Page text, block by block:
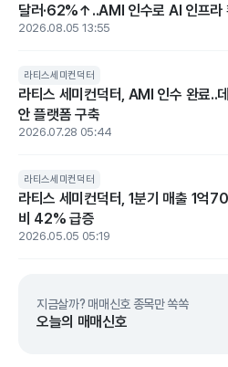
달러·62%↑..AMI 인수로 AI 인프라
2026.08.05 13:55
라티스세미컨덕터
라티스 세미컨덕터, AMI 인수 완료..
안 플랫폼 구축
2026.07.28 05:44
라티스세미컨덕터
라티스 세미컨덕터, 1분기 매출 1억
비 42% 급증
2026.05.05 05:19
지금살까? 매매신호 종목만 쏙쏙
오늘의 매매신호